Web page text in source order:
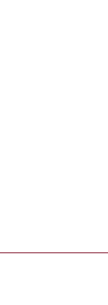
Todas las
Todas las